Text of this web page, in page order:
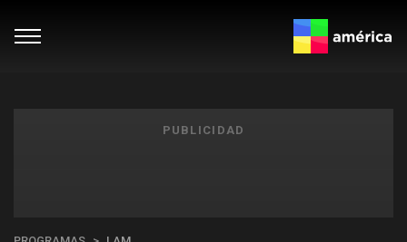
PUBLICIDAD